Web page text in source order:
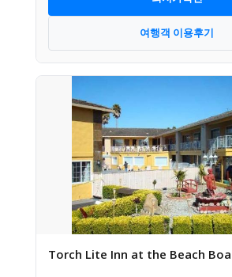
여행객 이용후기
Torch Lite Inn at the Beach